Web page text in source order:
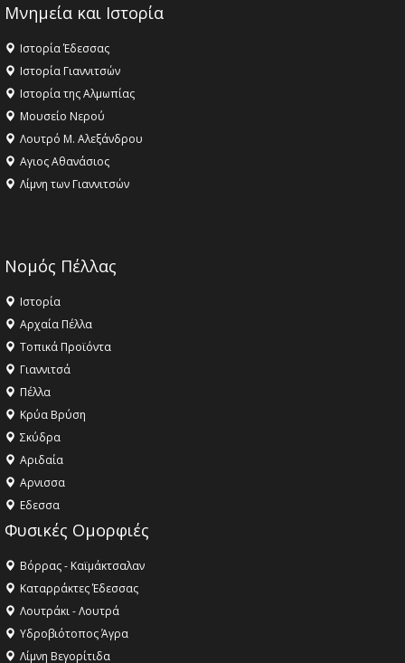
Μνημεία και Ιστορία
Ιστορία Έδεσσας
Ιστορία Γιαννιτσών
Ιστορία της Αλμωπίας
Μουσείο Νερού
Λουτρό Μ. Αλεξάνδρου
Αγιος Αθανάσιος
Λίμνη των Γιαννιτσών
Νομός Πέλλας
Ιστορία
Αρχαία Πέλλα
Τοπικά Προϊόντα
Γιαννιτσά
Πέλλα
Κρύα Βρύση
Σκύδρα
Αριδαία
Aρνισσα
Eδεσσα
Φυσικές Ομορφιές
Βόρρας - Καϊμάκτσαλαν
Καταρράκτες Έδεσσας
Λουτράκι - Λουτρά
Υδροβιότοπος Άγρα
Λίμνη Βεγορίτιδα